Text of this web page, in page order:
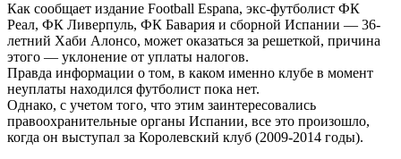
Как сообщает издание Football Espana, экс-футболист ФК
Реал, ФК Ливерпуль, ФК Бавария и сборной Испании — 36-
летний Хаби Алонсо, может оказаться за решеткой, причина
этого — уклонение от уплаты налогов.
Правда информации о том, в каком именно клубе в момент
неуплаты находился футболист пока нет.
Однако, с учетом того, что этим заинтересовались
правоохранительные органы Испании, все это произошло,
когда он выступал за Королевский клуб (2009-2014 годы).